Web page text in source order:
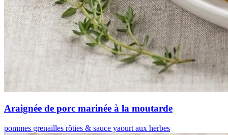
Araignée de porc marinée à la moutarde
pommes grenailles rôties & sauce yaourt aux herbes